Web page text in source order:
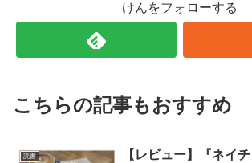
けんをフォローする
こちらの記事もおすすめ
読書
【レビュー】『ネイ